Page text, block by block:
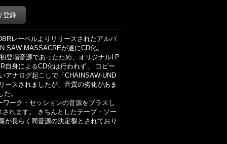
登録
レーベルよりリリースされたアルバ
SAW MASSACREが遂にCD化。
登場音源であったため、オリジナルLP
自身によるCD化は行われず、 コピー
アナログ起こしで「CHAINSAW-UND
ースされましたが、音質の劣化があま
。
ーク・セッションの音源をプラスし
れます。 きちんとしたテープ・ソー
が長らく同音源の決定盤とされており